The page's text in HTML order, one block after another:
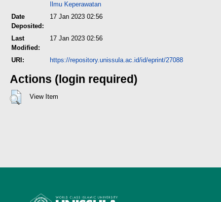
Ilmu Keperawatan
Date
Deposited:
17 Jan 2023 02:56
Last
Modified:
17 Jan 2023 02:56
URI: https://repository.unissula.ac.id/id/eprint/27088
Actions (login required)
View Item